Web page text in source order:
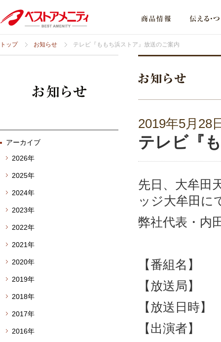
トップ お知らせ テレビ『ももち浜ストア』放送のご案内
2019年5月28
テレビ『
先日、大牟田
ッジ大牟田に
弊社代表・内
【番組名
【放送局】
【放送日時
【出演者】
アーカイブ
2026年
2025年
2024年
2023年
2022年
2021年
2020年
2019年
2018年
2017年
2016年